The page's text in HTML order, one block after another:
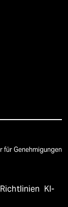
für Genehmigungen
KI-